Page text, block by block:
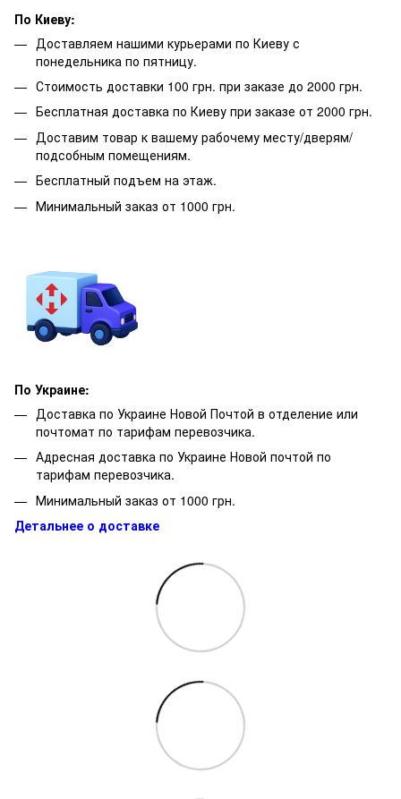
По Киеву:
Доставляем нашими курьерами по Киеву с
понедельника по пятницу.
Стоимость доставки 100 грн. при заказе до 2000 грн.
Бесплатная доставка по Киеву при заказе от 2000 грн.
Доставим товар к вашему рабочему месту/дверям/
подсобным помещениям.
Бесплатный подъем на этаж.
Минимальный заказ от 1000 грн.
По Украине:
Доставка по Украине Новой Почтой в отделение или
почтомат по тарифам перевозчика.
Адресная доставка по Украине Новой почтой по
тарифам перевозчика.
Минимальный заказ от 1000 грн.
Детальнее о доставке